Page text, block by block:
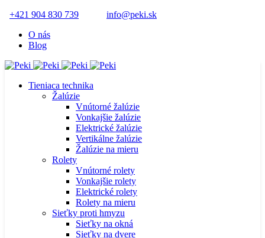
+421 904 830 739
info@peki.sk
O nás
Blog
Tieniaca technika
Žalúzie
Vnútorné žalúzie
Vonkajšie žalúzie
Elektrické žalúzie
Vertikálne žalúzie
Žalúzie na mieru
Rolety
Vnútorné rolety
Vonkajšie rolety
Elektrické rolety
Rolety na mieru
Sieťky proti hmyzu
Sieťky na okná
Sieťky na dvere